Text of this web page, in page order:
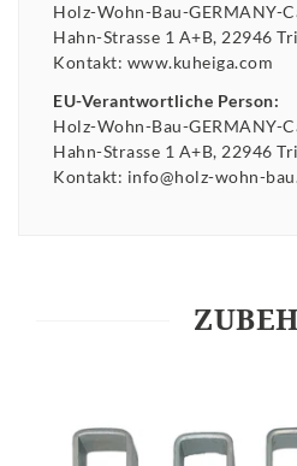
Holz-Wohn-Bau-GERMANY-
Hahn-Strasse 1 A+B 22946
Kontakt: www.kuheiga.com
EU-Verantwortliche Person:
Holz-Wohn-Bau-GERMANY-
Hahn-Strasse 1 A+B 22946
Kontakt: info@holz-wohn-